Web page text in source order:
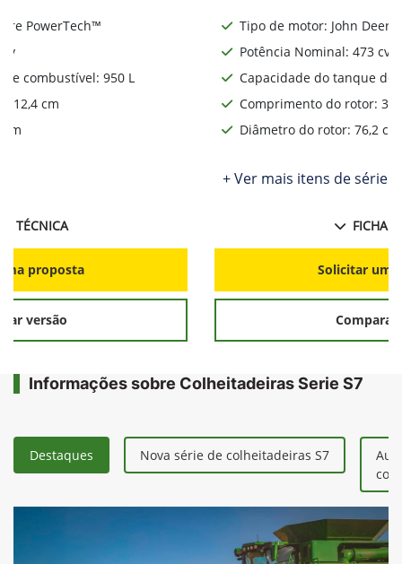
PowerTech™
combustível: 950 L
cm
TÉCNICA
proposta
versão
Tipo de motor: John Deere
Potência Nominal: 473 cv
Capacidade do tanque de
Comprimento do rotor:
Diâmetro do rotor: 76,2 cm
+ Ver mais itens de série
FICHA
Solicitar
Comparar
Informações sobre Colheitadeiras Serie S7
Destaques Nova série de colheitadeiras S7